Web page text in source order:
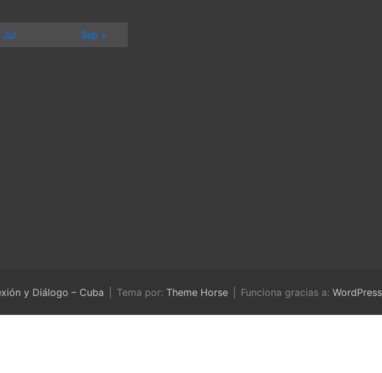
Jul
Sep »
y Diálogo – Cuba Tema por: Theme Horse Funciona gracias a: WordPress